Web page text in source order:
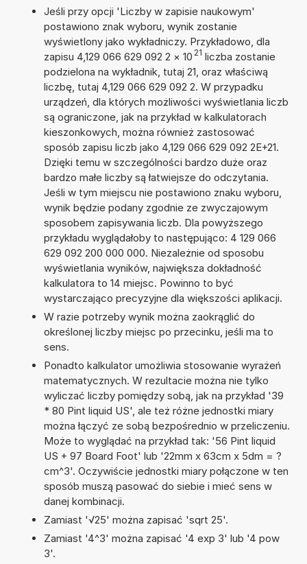
Jeśli przy opcji 'Liczby w zapisie naukowym'
postawiono znak wyboru, wynik zostanie
wyświetlony jako wykładniczy. Przykładowo, dla
zapisu 4,129 066 629 092 2 × 10 21 liczba zostanie
podzielona na wykładnik, tutaj 21, oraz właściwą
liczbę, tutaj 4,129 066 629 092 2. W przypadku
urządzeń, dla których możliwości wyświetlania liczb
są ograniczone, jak na przykład w kalkulatorach
kieszonkowych, można również zastosować
sposób zapisu liczb jako 4,129 066 629 092 2E+21.
Dzięki temu w szczególności bardzo duże oraz
bardzo małe liczby są łatwiejsze do odczytania.
Jeśli w tym miejscu nie postawiono znaku wyboru,
wynik będzie podany zgodnie ze zwyczajowym
sposobem zapisywania liczb. Dla powyższego
przykładu wyglądałoby to następująco: 4 129 066
629 092 200 000 000. Niezależnie od sposobu
wyświetlania wyników, największa dokładność
kalkulatora to 14 miejsc. Powinno to być
wystarczająco precyzyjne dla większości aplikacji.
W razie potrzeby wynik można zaokrąglić do
określonej liczby miejsc po przecinku, jeśli ma to
sens.
Ponadto kalkulator umożliwia stosowanie wyrażeń
matematycznych. W rezultacie można nie tylko
wyliczać liczby pomiędzy sobą, jak na przykład '39
* 80 Pint liquid US', ale też różne jednostki miary
można łączyć ze sobą bezpośrednio w przeliczeniu.
Może to wyglądać na przykład tak: '56 Pint liquid
US + 97 Board Foot' lub '22mm x 63cm x 5dm = ?
cm^3'. Oczywiście jednostki miary połączone w ten
sposób muszą pasować do siebie i mieć sens w
danej kombinacji.
Zamiast '√25' można zapisać 'sqrt 25'.
Zamiast '4^3' można zapisać '4 exp 3' lub '4 pow
3'.